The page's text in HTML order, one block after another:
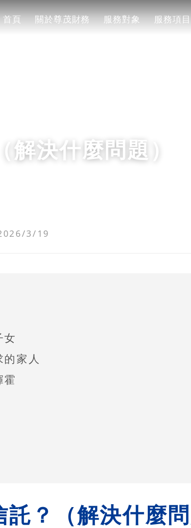
首頁
關於尊茂財務
服務對象
服務項目
解決什麼問題）
3/19
女
家人
霍
託？（解決什麼